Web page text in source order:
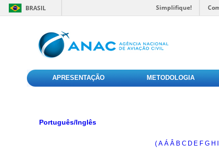
BRASIL Simplifique!
APRESENTAÇÃO METODOLOGIA
Português/Inglês
( A Á Â B C D E F G H